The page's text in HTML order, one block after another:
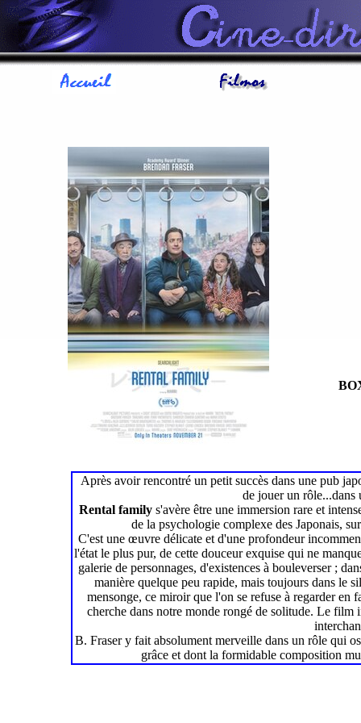
Après avoir rencontré un petit succès dans une pub
de jouer un rôle...dans
Rental family s'avère être une immersion rare et
de la psychologie complexe des Japonais,
C'est une œuvre délicate et d'une profondeur
l'état le plus pur, de cette douceur exquise qui ne
galerie de personnages, d'existences à bouleverser ;
manière quelque peu rapide, mais toujours dans le
mensonge, ce miroir que l'on se refuse à regarder en
cherche dans notre monde rongé de solitude. Le
B. Fraser y fait absolument merveille dans un rôle qui
grâce et dont la formidable composition